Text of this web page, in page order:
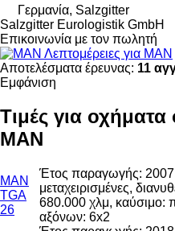
Γερμανία, Salzgitter
Salzgitter Eurologistik GmbH
Επικοινωνία με τον πωλητή
Λεπτομέρειες για MAN
Αποτελέσματα έρευνας: 11
Εμφάνιση
Τιμές για οχήματα
MAN
MAN
TGA
26
Έτος παραγωγής:
μεταχειρισμένες,
680.000 χλμ, καύσιμο:
αξόνων: 6x2